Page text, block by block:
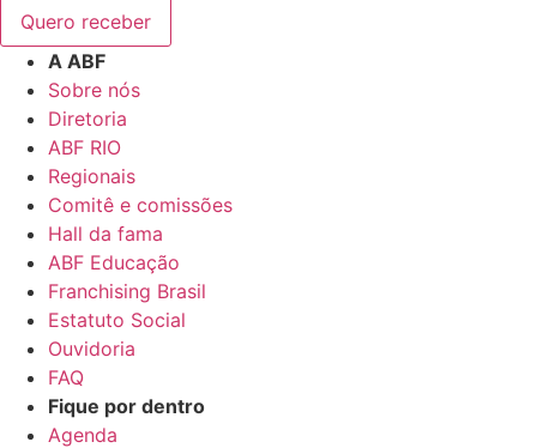
Quero receber
A ABF
Sobre nós
Diretoria
ABF RIO
Regionais
Comitê e comissões
Hall da fama
ABF Educação
Franchising Brasil
Estatuto Social
Ouvidoria
FAQ
Fique por dentro
Agenda